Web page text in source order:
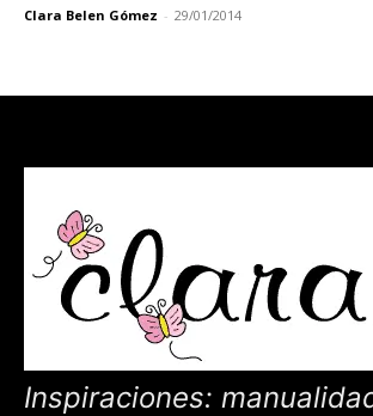
Clara Belen Gómez - 29/01/2014
Inspiraciones: